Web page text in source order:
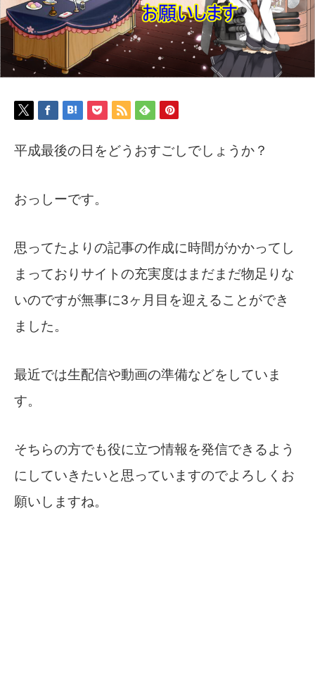
平成最後の日をどうおすごしでしょうか？
おっしーです。
思ってたよりの記事の作成に時間がかかってし
まっておりサイトの充実度はまだまだ物足りな
いのですが無事に3ヶ月目を迎えることができ
ました。
最近では生配信や動画の準備などをしていま
す。
そちらの方でも役に立つ情報を発信できるよう
にしていきたいと思っていますのでよろしくお
願いしますね。